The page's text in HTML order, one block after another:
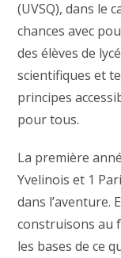
(UVSQ), dans le
chances avec
des élèves de
scientifiques et
principes
pour tous.
La première
Yvelinois et 1
dans l’aventure.
construisons au
les bases de ce